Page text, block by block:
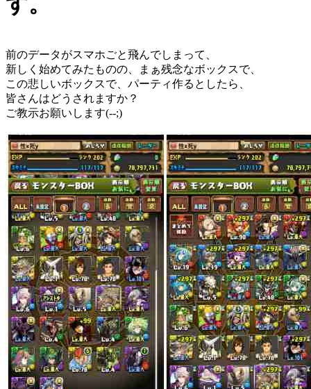
前のデータがスマホごと飛んでしまって、
新しく始めてみたものの、まぁ残念なボックスで、
この悲しいボックスで、パーティ作るとしたら、
皆さんはどうされますか？
ご教示お願いします(--;)